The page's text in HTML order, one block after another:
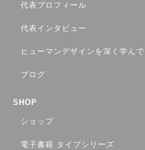
代表プロフィール
代表インタビュー
ヒューマンデザインを深く学ん
ブログ
SHOP
ショップ
電子書籍 タイプシリーズ